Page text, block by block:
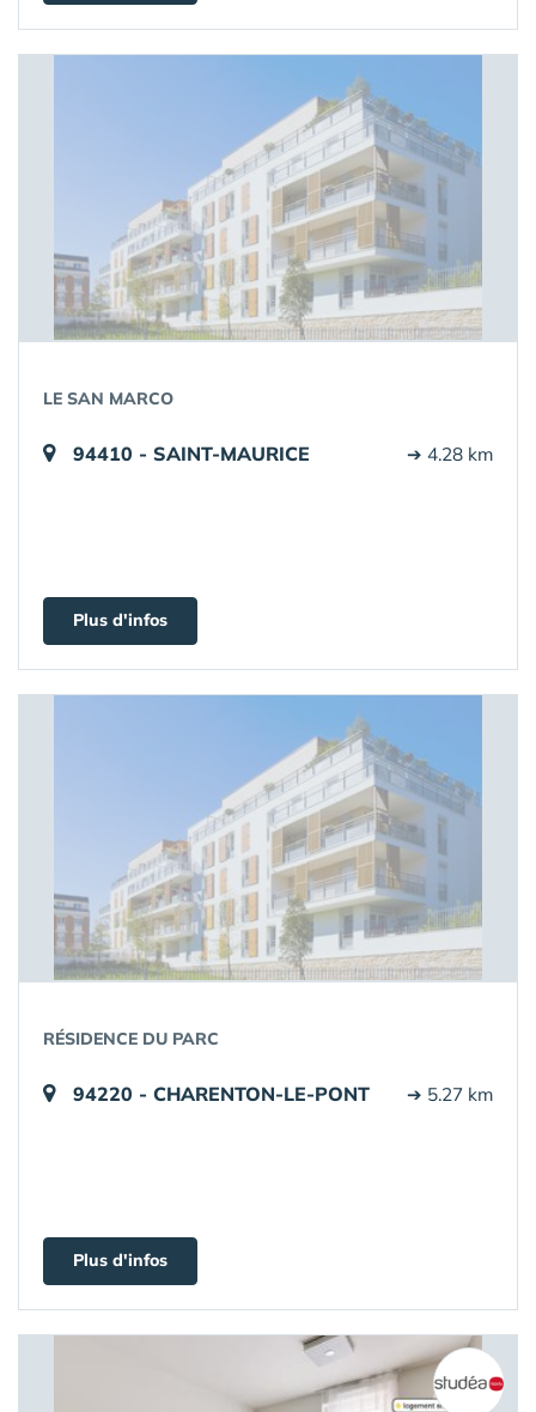
LE SAN MARCO
94410 - SAINT-MAURICE ➔ 4.28 km
Plus d'infos
RÉSIDENCE DU PARC
94220 - CHARENTON-LE-PONT ➔ 5.27 km
Plus d'infos